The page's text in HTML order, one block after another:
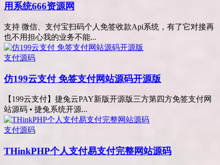
用系统666资源网
支持 微信、支付宝扫码个人免签收款Api系统，有了它对接再
也不用担心我的业务不能...
支付源码
仿199云支付 免签支付网站源码开源版
【199云支付】捷兔云PAY新版开源版三方第四方免签支付网
站源码 • 捷兔系统开源...
支付源码
THinkPHP个人支付易支付完整网站源码